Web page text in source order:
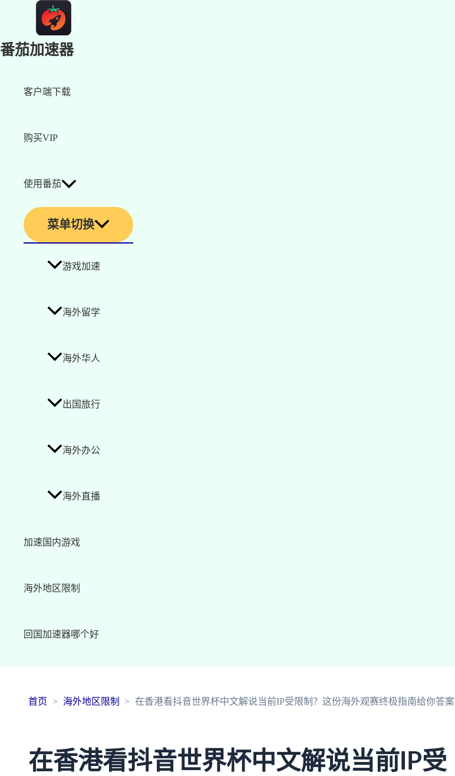
番茄加速器
客户端下载
购买VIP
使用番茄
菜单切换
游戏加速
海外留学
海外华人
出国旅行
海外办公
海外直播
加速国内游戏
海外地区限制
回国加速器哪个好
首页 海外地区限制 在香港看抖音世界杯中文解说当前IP受限制？这份海外观赛终极指南给你答案
在香港看抖音世界杯中文解说当前IP受